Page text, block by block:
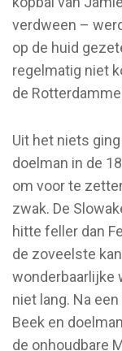
verdween –
op de huid
regelmatig niet
de
Uit het niets
doelman in de
om voor te
zwak. De
hitte feller dan
de zoveelste
wonderbaarlijke
niet lang. Na
Beek en
de onhoudbare